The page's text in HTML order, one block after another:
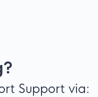
Support via: